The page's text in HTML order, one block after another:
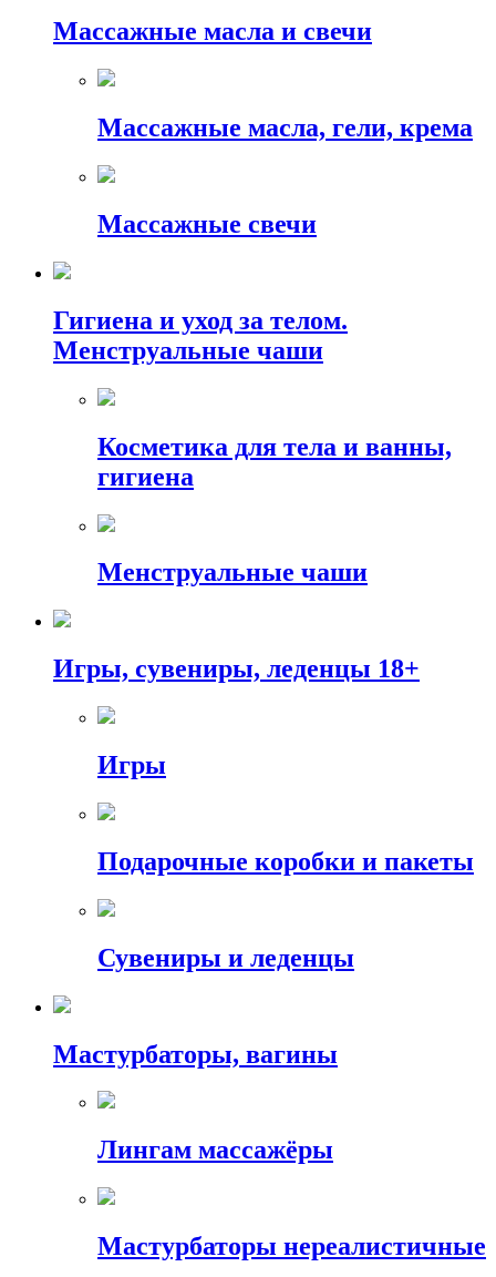
Массажные масла и свечи
Массажные масла, гели, крема
Массажные свечи
Гигиена и уход за телом.
Менструальные чаши
Косметика для тела и ванны,
гигиена
Менструальные чаши
Игры, сувениры, леденцы 18+
Игры
Подарочные коробки и пакеты
Сувениры и леденцы
Мастурбаторы, вагины
Лингам массажёры
Мастурбаторы нереалистичные